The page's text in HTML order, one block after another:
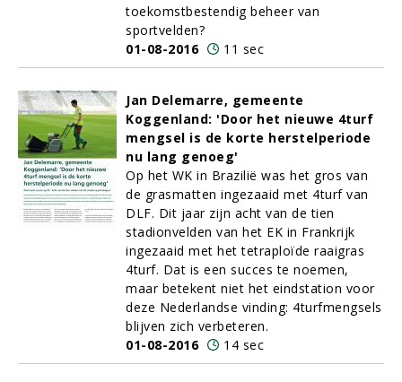
toekomstbestendig beheer van
sportvelden?
01-08-2016
11 sec
Jan Delemarre, gemeente
Koggenland: 'Door het nieuwe 4turf
mengsel is de korte herstelperiode
nu lang genoeg'
Op het WK in Brazilië was het gros van
de grasmatten ingezaaid met 4turf van
DLF. Dit jaar zijn acht van de tien
stadionvelden van het EK in Frankrijk
ingezaaid met het tetraploïde raaigras
4turf. Dat is een succes te noemen,
maar betekent niet het eindstation voor
deze Nederlandse vinding: 4turfmengsels
blijven zich verbeteren.
01-08-2016
14 sec